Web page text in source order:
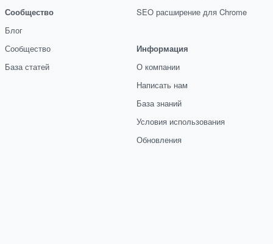
Сообщество
Блог
Сообщество
База статей
SEO расширение для Chrome
Информация
О компании
Написать нам
База знаний
Условия использования
Обновления